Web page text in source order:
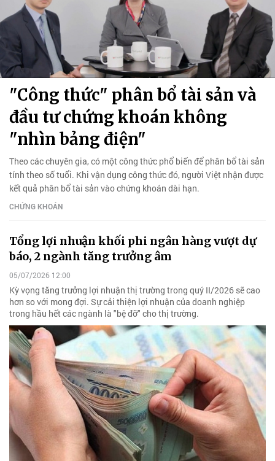
"Công thức" phân bổ tài sản và
đầu tư chứng khoán không
"nhìn bảng điện"
Theo các chuyên gia, có một công thức phổ biến để phân bổ tài sản
tính theo số tuổi. Khi vận dụng công thức đó, người Việt nhận được
kết quả phân bổ tài sản vào chứng khoán dài hạn.
CHỨNG KHOÁN
Tổng lợi nhuận khối phi ngân hàng vượt dự
báo, 2 ngành tăng trưởng âm
05/07/2026 12:00
Kỳ vọng tăng trưởng lợi nhuận thị trường trong quý II/2026 sẽ cao
hơn so với mong đợi. Sự cải thiện lợi nhuận của doanh nghiệp
trong hầu hết các ngành là "bệ đỡ" cho thị trường.